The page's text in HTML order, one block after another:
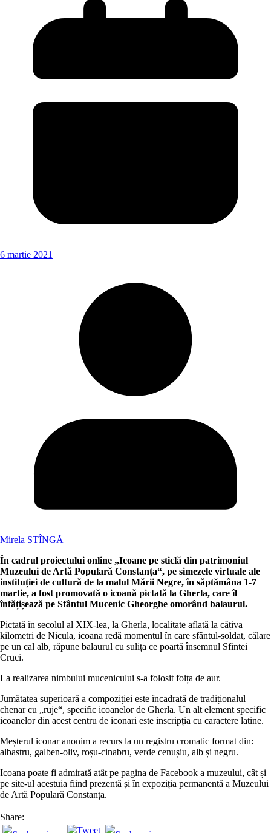
6 martie 2021
Mirela STÎNGĂ
În cadrul proiectului online „Icoane pe sticlă din patrimoniul
Muzeului de Artă Populară Constanța“, pe simezele virtuale ale
instituției de cultură de la malul Mării Negre, în săptămâna 1-7
martie, a fost promovată o icoană pictată la Gherla, care îl
înfățișează pe Sfântul Mucenic Gheorghe omorând balaurul.
Pictată în secolul al XIX-lea, la Gherla, localitate aflată la câțiva
kilometri de Nicula, icoana redă momentul în care sfântul-soldat, călare
pe un cal alb, răpune balaurul cu sulița ce poartă însemnul Sfintei
Cruci.
La realizarea nimbului mucenicului s-a folosit foița de aur.
Jumătatea superioară a compoziției este încadrată de tradiționalul
chenar cu „ruje“, specific icoanelor de Gherla. Un alt element specific
icoanelor din acest centru de iconari este inscripția cu caractere latine.
Meșterul iconar anonim a recurs la un registru cromatic format din:
albastru, galben-oliv, roșu-cinabru, verde cenușiu, alb și negru.
Icoana poate fi admirată atât pe pagina de Facebook a muzeului, cât și
pe site-ul acestuia fiind prezentă și în expoziția permanentă a Muzeului
de Artă Populară Constanța.
Share: